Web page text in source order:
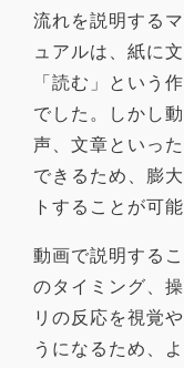
流れを説明する
ュアルは、紙に
「読む」という
でした。しかし
声、文章といっ
できるため、膨
トすることが可能
動画で説明する
のタイミング、
リの反応を視覚
うになるため、